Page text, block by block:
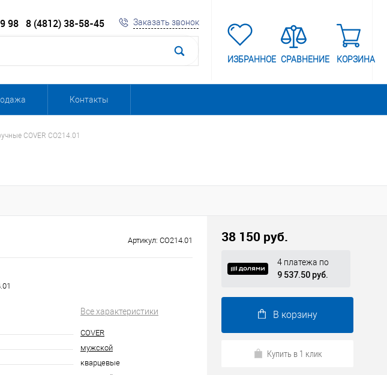
98 8 (4812) 38-58-45 Заказать звонок
ИЗБРАННОЕ СРАВНЕНИЕ КОРЗИНА
Контакты
COVER CO214.01
Артикул: CO214.01
Все характеристики
COVER
мужской
кварцевые
38 150 руб.
4 платежа по
9 537.50 руб.
В корзину
Купить в 1 клик